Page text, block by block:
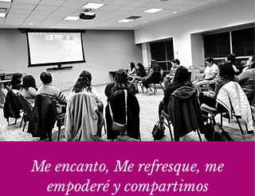
Me encanto, Me refresque, me
empoderé y compartimos